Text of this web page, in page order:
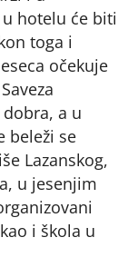
hotelu će biti
toga i
očekuje
a u
beleži se
Lazanskog,
u jesenjim
i škola u